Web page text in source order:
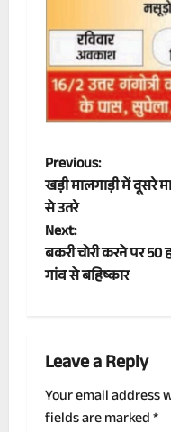
P
o
s
t
a
v
Previous:
खड़ी मालगाड़ी में दूसरे
से उतरे
Next:
बकरी चोरी करने पर 50
गांव से बहिष्कार
Leave a Reply
Your email address
fields are marked*